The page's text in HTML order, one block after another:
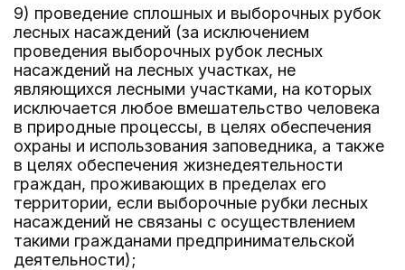
9) проведение сплошных и выборочных рубок
лесных насаждений (за исключением
проведения выборочных рубок лесных
насаждений на лесных участках, не
являющихся лесными участками, на которых
исключается любое вмешательство человека
в природные процессы, в целях обеспечения
охраны и использования заповедника, а также
в целях обеспечения жизнедеятельности
граждан, проживающих в пределах его
территории, если выборочные рубки лесных
насаждений не связаны с осуществлением
такими гражданами предпринимательской
деятельности);